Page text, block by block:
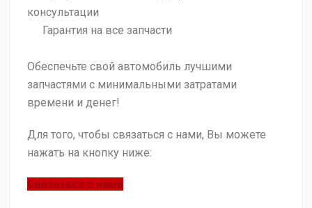
консультации
Гарантия на все запчасти
Обеспечьте свой автомобиль лучшими
запчастями с минимальными затратами
времени и денег!
Для того, чтобы связаться с нами, Вы можете
нажать на кнопку ниже:
Связаться с нами